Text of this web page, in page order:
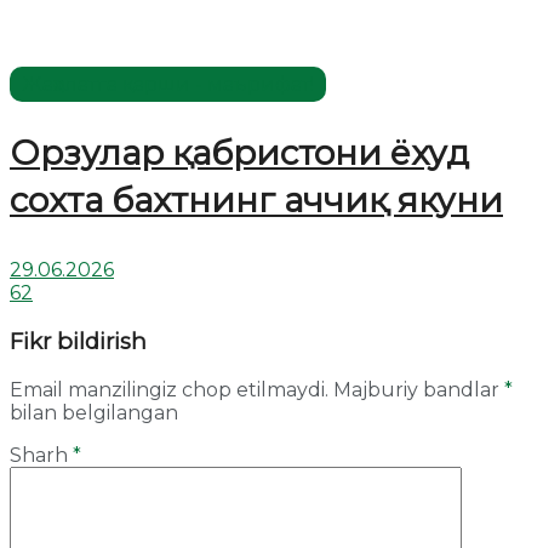
Орзулар қабристони ёхуд
сохта бахтнинг аччиқ якуни
29.06.2026
62
Fikr bildirish
Email manzilingiz chop etilmaydi. Majburiy bandlar *
bilan belgilangan
Sharh *